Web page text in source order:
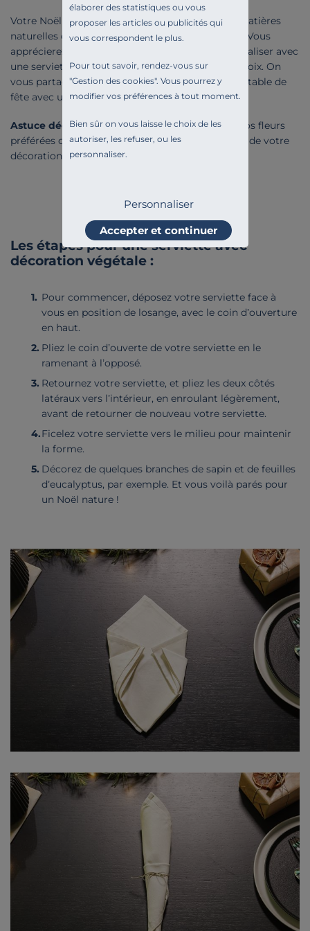
Votre Noël s’inspire d’une ambiance nature, où matières
naturelles et fleurs séchées trouvent leur place ? Vous
apprécierez notre décoration de table simple à réaliser avec
une serviette en tissu et quelques branches au choix. On
vous partage un tuto simple pour embellir votre table de
fête avec une décoration végétale.
Astuce déco: Customisez votre serviette avec vos fleurs
préférées ou une plante de saison selon le thème de votre
décoration de Noël !
Les étapes pour une serviette avec
décoration végétale :
Pour commencer, déposez votre serviette face à
vous en position de losange, avec le coin d’ouverture
en haut.
Pliez le coin d’ouverte de votre serviette en le
ramenant à l’opposé.
Retournez votre serviette, et pliez les deux côtés
latéraux vers l’intérieur, en enroulant légèrement,
avant de retourner de nouveau votre serviette.
Ficelez votre serviette vers le milieu pour maintenir
la forme.
Décorez de quelques branches de sapin et de feuilles
d’eucalyptus, par exemple. Et vous voilà parés pour
un Noël nature !
élaborer des statistiques ou vous
proposer les articles ou publicités qui
vous correspondent le plus.
Pour tout savoir, rendez-vous sur
"Gestion des cookies". Vous pourrez y
modifier vos préférences à tout moment.
Bien sûr on vous laisse le choix de les
autoriser, les refuser, ou les
personnaliser.
Personnaliser
Accepter et continuer